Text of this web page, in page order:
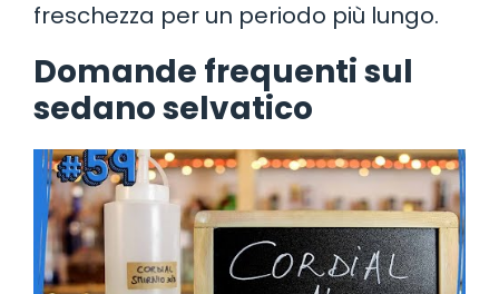
freschezza per un periodo più lungo.
Domande frequenti sul
sedano selvatico